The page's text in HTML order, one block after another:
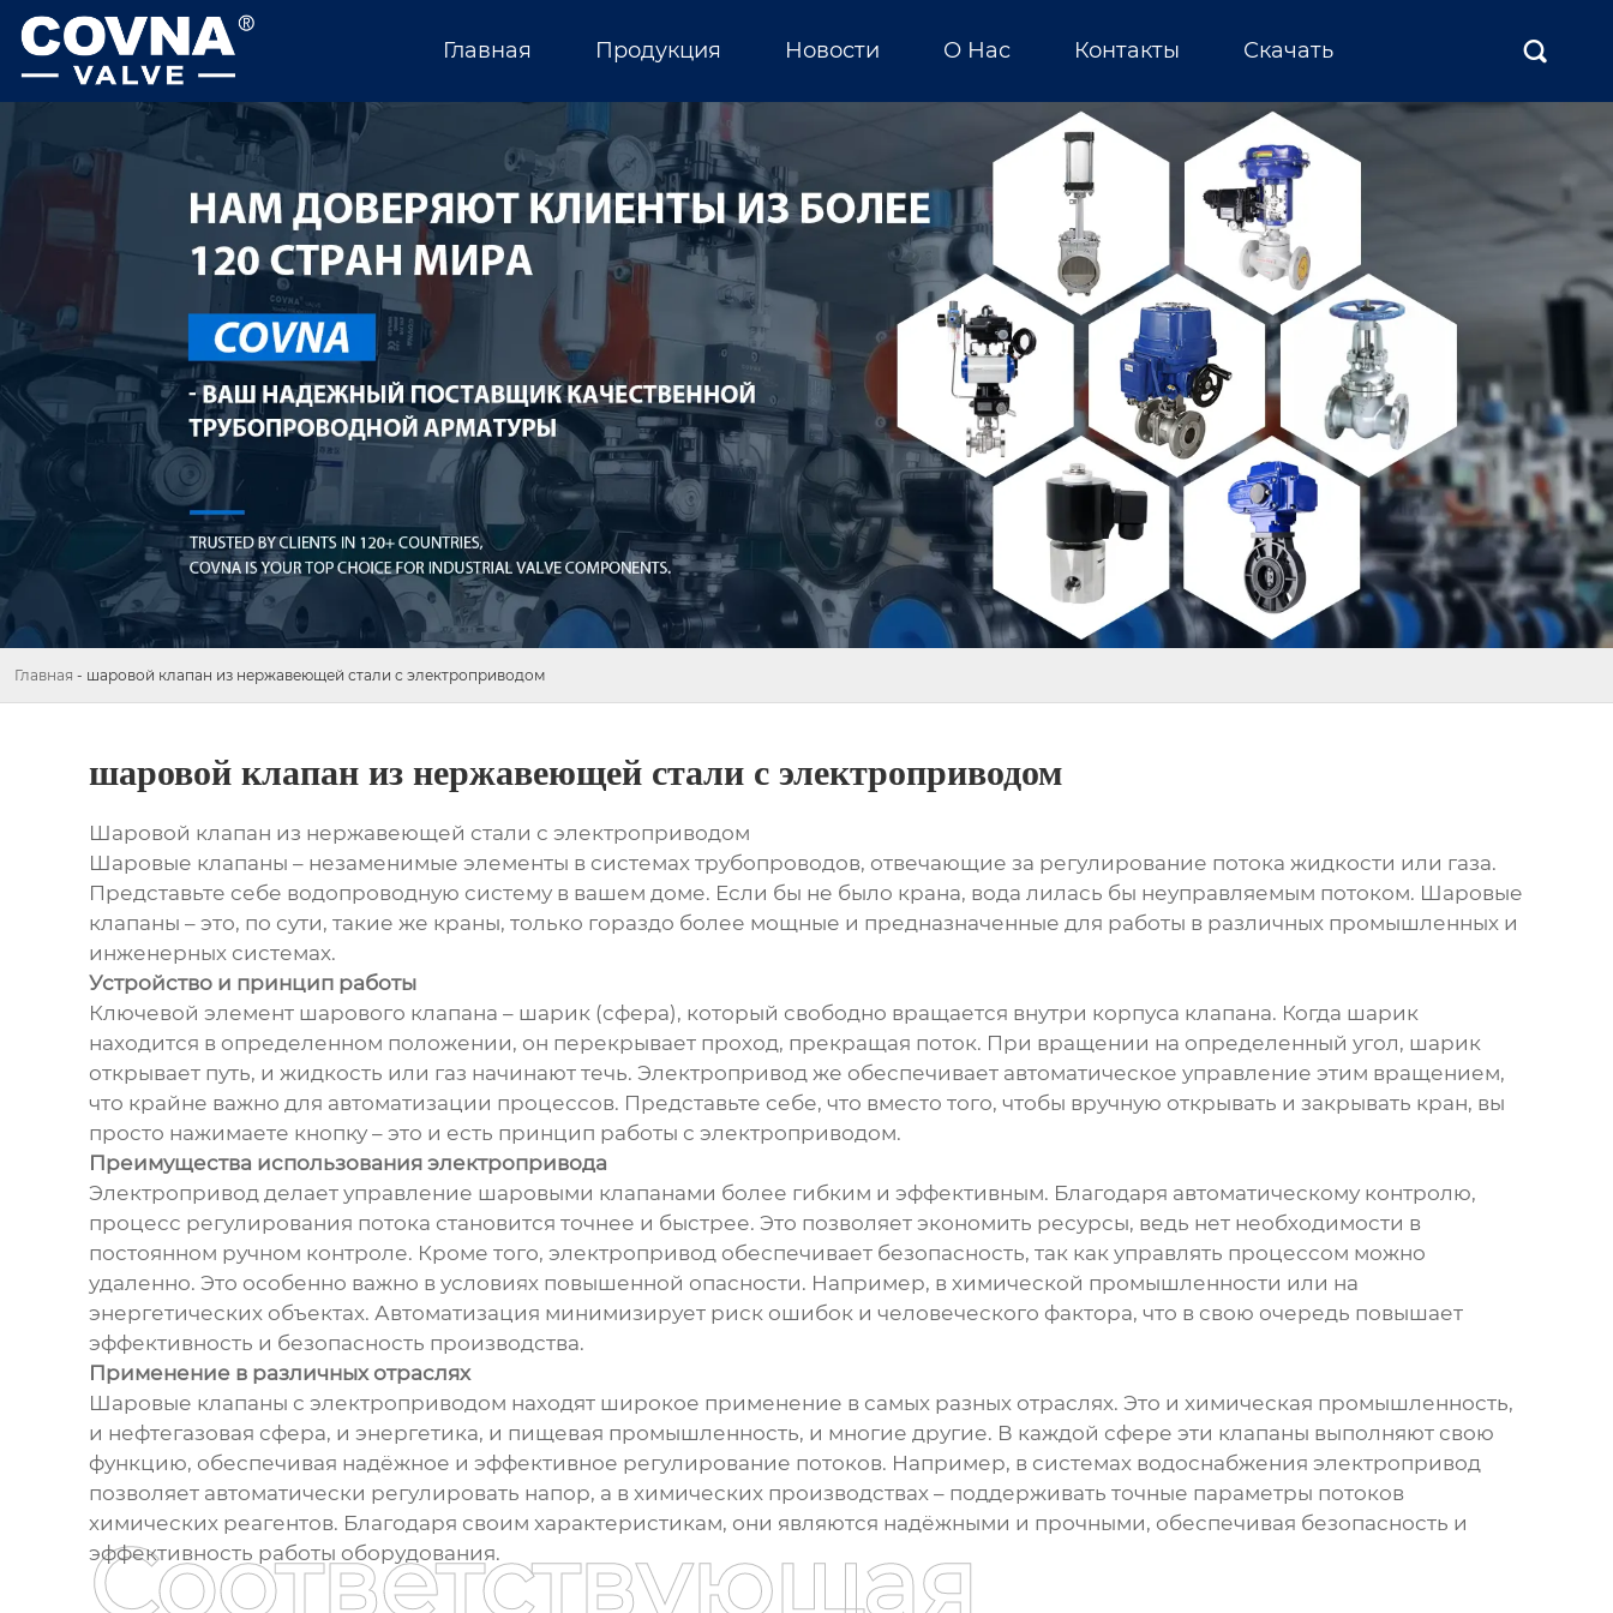
Главная Продукция Новости О Нас Контакты Скачать 
Главная - шаровой клапан из нержавеющей стали с электроприводом
шаровой клапан из нержавеющей стали с электроприводом
Шаровой клапан из нержавеющей стали с электроприводом
Шаровые клапаны – незаменимые элементы в системах трубопроводов, отвечающие за регулирование потока жидкости или газа.
Представьте себе водопроводную систему в вашем доме. Если бы не было крана, вода лилась бы неуправляемым потоком. Шаровые
клапаны – это, по сути, такие же краны, только гораздо более мощные и предназначенные для работы в различных промышленных и
инженерных системах.
Устройство и принцип работы
Ключевой элемент шарового клапана – шарик (сфера), который свободно вращается внутри корпуса клапана. Когда шарик
находится в определенном положении, он перекрывает проход, прекращая поток. При вращении на определенный угол, шарик
открывает путь, и жидкость или газ начинают течь. Электропривод же обеспечивает автоматическое управление этим вращением,
что крайне важно для автоматизации процессов. Представьте себе, что вместо того, чтобы вручную открывать и закрывать кран, вы
просто нажимаете кнопку – это и есть принцип работы с электроприводом.
Преимущества использования электропривода
Электропривод делает управление шаровыми клапанами более гибким и эффективным. Благодаря автоматическому контролю,
процесс регулирования потока становится точнее и быстрее. Это позволяет экономить ресурсы, ведь нет необходимости в
постоянном ручном контроле. Кроме того, электропривод обеспечивает безопасность, так как управлять процессом можно
удаленно. Это особенно важно в условиях повышенной опасности. Например, в химической промышленности или на
энергетических объектах. Автоматизация минимизирует риск ошибок и человеческого фактора, что в свою очередь повышает
эффективность и безопасность производства.
Применение в различных отраслях
Шаровые клапаны с электроприводом находят широкое применение в самых разных отраслях. Это и химическая промышленность,
и нефтегазовая сфера, и энергетика, и пищевая промышленность, и многие другие. В каждой сфере эти клапаны выполняют свою
функцию, обеспечивая надёжное и эффективное регулирование потоков. Например, в системах водоснабжения электропривод
позволяет автоматически регулировать напор, а в химических производствах – поддерживать точные параметры потоков
химических реагентов. Благодаря своим характеристикам, они являются надёжными и прочными, обеспечивая безопасность и
эффективность работы оборудования.
Соответствующая